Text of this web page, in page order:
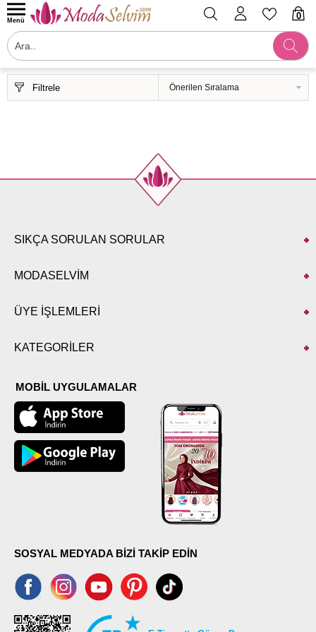
0
Menü
Filtrele
SIKÇA SORULAN SORULAR
MODASELVİM
ÜYE İŞLEMLERİ
KATEGORİLER
MOBİL UYGULAMALAR
SOSYAL MEDYADA BİZİ TAKİP EDİN